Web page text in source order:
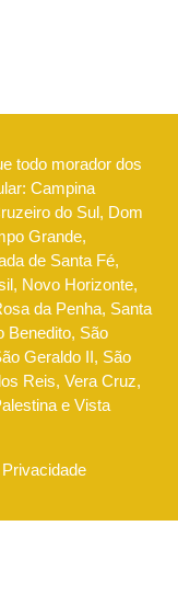
todo morador dos
Campina
do Sul, Dom
Grande,
de Santa Fé,
Novo Horizonte,
da Penha, Santa
Benedito, São
Geraldo II, São
Reis, Vera Cruz,
e Vista